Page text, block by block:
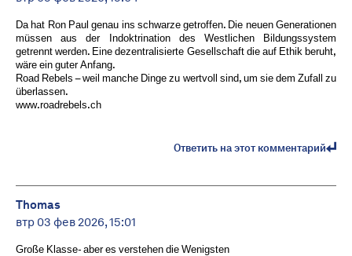
Da hat Ron Paul genau ins schwarze getroffen. Die neuen Generationen
müssen aus der Indoktrination des Westlichen Bildungssystem
getrennt werden. Eine dezentralisierte Gesellschaft die auf Ethik beruht,
wäre ein guter Anfang.
Road Rebels – weil manche Dinge zu wertvoll sind, um sie dem Zufall zu
überlassen.
www.roadrebels.ch
Ответить на этот комментарий
Thomas
втр 03 фев 2026, 15:01
Große Klasse- aber es verstehen die Wenigsten